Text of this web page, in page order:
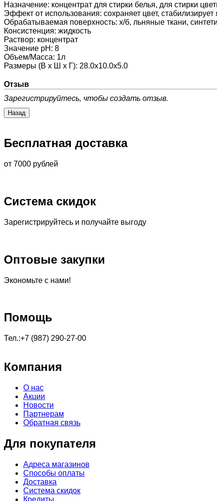
Назначение: концентрат для стирки белья, для стирки
Эффект от использования: сохраняет цвет, стабилизирует
Обрабатываемая поверхность: х/б, льняные ткани,
Консистенция: жидкость
Раствор: концентрат
Значение pH : 8
Объем/Масса: 1л
Размеры (В х Ш х Г): 28.0х10.0х5.0
Отзыв
Зарегистрируйтесь, чтобы создать отзыв.
Бесплатная доставка
от 7000 рублей
Система скидок
Зарегистрируйтесь и получайте выгоду
Оптовые закупки
Экономьте с нами!
Помощь
Тел.:+7 (987) 290-27-00
Компания
О нас
Акции
Новости
Партнерам
Обратная связь
Для покупателя
Адреса магазинов
Способы оплаты
Доставка
Система скидок
Кредиты